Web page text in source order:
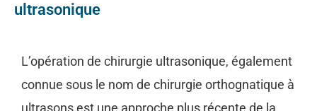
ultrasonique
L’opération de chirurgie ultrasonique, également
connue sous le nom de chirurgie orthognatique à
ultrasons est une approche plus récente de la